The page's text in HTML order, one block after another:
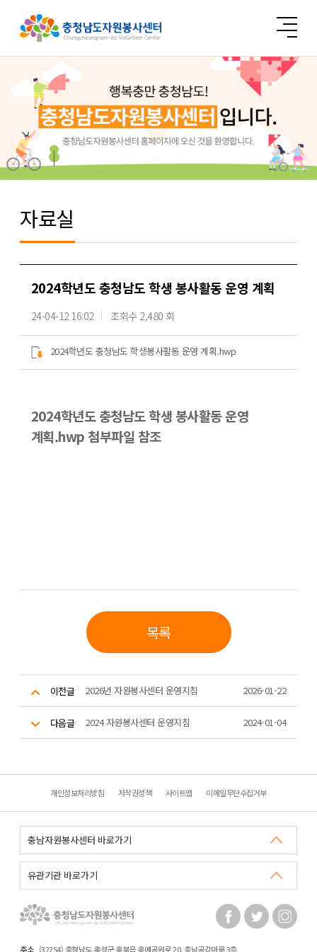
자료실
2024학년도 충청남도 학생 봉사활동 운영 계획
24-04-12 16:02 조회수 2,480 회
2024학년도 충청남도 학생봉사활동 운영 계획.hwp
2024학년도 충청남도 학생 봉사활동 운영
계획.hwp 첨부파일 참조
목록
이전글 2026년 자원봉사센터 운영지침 2026-01-22
다음글 2024 자원봉사센터 운영지침 2024-01-04
개인정보처리방침 저작권정책 사이트맵 이메일무단수집거부
주소 (32254) 충청남도 홍성군 홍북읍 홍예공원로 20. 충남공감마루 3층